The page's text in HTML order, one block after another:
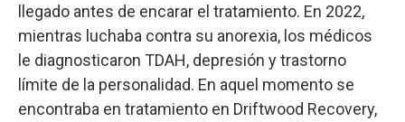
llegado antes de encarar el tratamiento. En 2022,
mientras luchaba contra su anorexia, los médicos
le diagnosticaron TDAH, depresión y trastorno
límite de la personalidad. En aquel momento se
encontraba en tratamiento en Driftwood Recovery,